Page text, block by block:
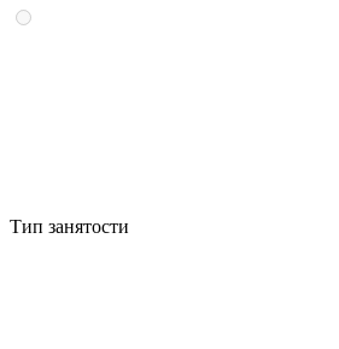
Тип занятости